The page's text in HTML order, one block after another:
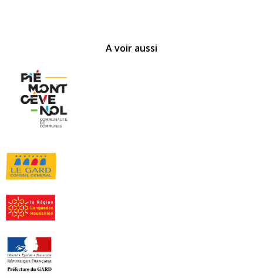
A voir aussi